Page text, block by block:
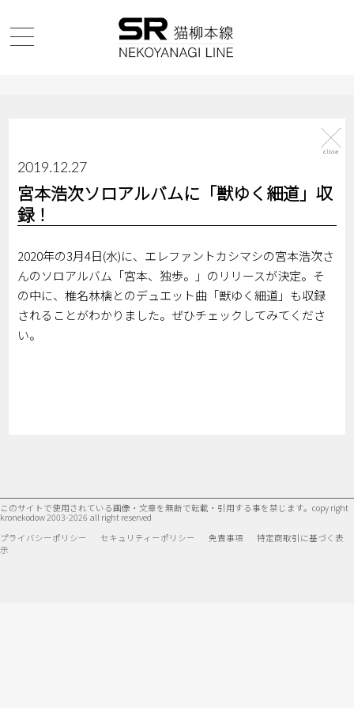
2019.12.27
宮本浩次ソロアルバムに「獣ゆく細道」収
録！
2020年の3月4日(水)に、エレファントカシマシの宮本浩次さ
んのソロアルバム「宮本、独歩。」のリリースが決定。そ
の中に、椎名林檎とのデュエット曲「獣ゆく細道」も収録
されることがわかりました。ぜひチェックしてみてくださ
い。
このサイトで使用されている画像・文章を無断で転載・引用する事を禁じます。 copy right
kronekodow 2003-2026 all right reserved
プライバシーポリシー
セキュリティーポリシー 免責事項
特定商取引に基づく表
示